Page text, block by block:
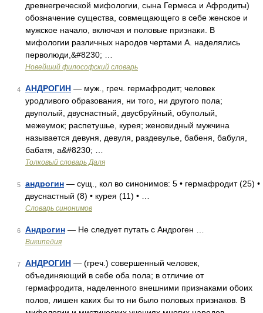
древнегреческой мифологии, сына Гермеса и Афродиты)
обозначение существа, совмещающего в себе женское и
мужское начало, включая и половые признаки. В
мифологии различных народов чертами А. наделялись
перволюди,&#8230; …
Новейший философский словарь
4 АНДРОГИН — муж., греч. гермафродит; человек
уродливого образования, ни того, ни другого пола;
двуполый, двуснастный, двусбруйный, обуполый,
межеумок; распетушье, курея; женовидный мужчина
называется девуня, девуля, раздевулье, бабеня, бабуля,
бабатя, а&#8230; …
Толковый словарь Даля
5 андрогин — сущ., кол во синонимов: 5 • гермафродит (25) •
двуснастный (8) • курея (11) • …
Словарь синонимов
6 Андрогин — Не следует путать с Андроген …
Википедия
7 АНДРОГИН — (греч.) совершенный человек,
объединяющий в себе оба пола; в отличие от
гермафродита, наделенного внешними признаками обоих
полов, лишен каких бы то ни было половых признаков. В